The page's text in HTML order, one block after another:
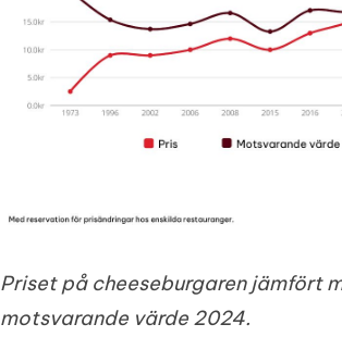
Priset på cheeseburgaren jämfört
motsvarande värde 2024.